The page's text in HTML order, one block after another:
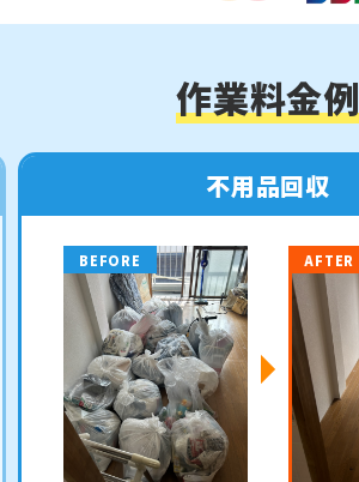
作業料金例
不用品回収
BEFORE AFTER